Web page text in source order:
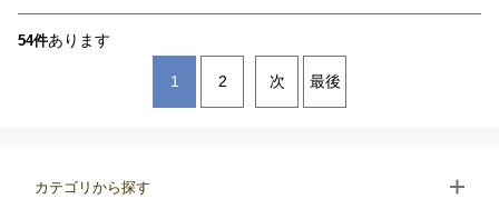
54件あります
1 2 次 最後
カテゴリから探す